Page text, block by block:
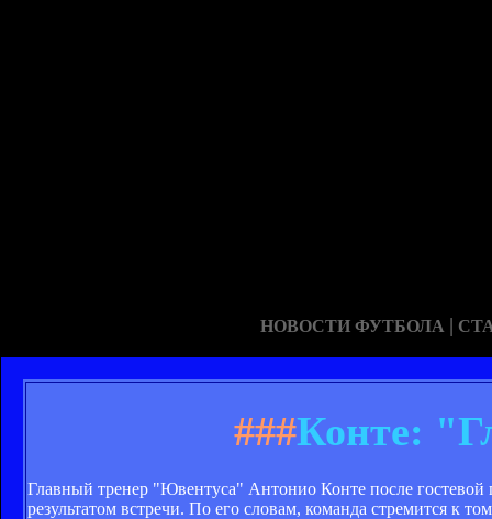
НОВОСТИ ФУТБОЛА |
###Конте:
Главный тренер "Ювентуса" Антонио Конте после
результатом встречи. По его словам, команда стремится к